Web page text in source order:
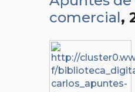
comercial,